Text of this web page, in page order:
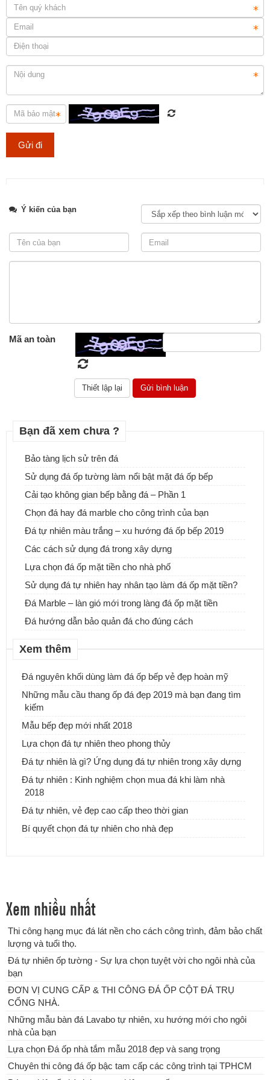
Ý kiến của bạn
Mã an toàn
Bạn đã xem chưa ?
Bảo tàng lịch sử trên đá
Sử dụng đá ốp tường làm nổi bật mặt đá ốp bếp
Cải tạo không gian bếp bằng đá – Phần 1
Chọn đá hay đá marble cho công trình của bạn
Đá tự nhiên màu trắng – xu hướng đá ốp bếp 2019
Các cách sử dụng đá trong xây dựng
Lựa chọn đá ốp mặt tiền cho nhà phố
Sử dụng đá tự nhiên hay nhân tạo làm đá ốp mặt tiền?
Đá Marble – làn gió mới trong làng đá ốp mặt tiền
Đá hướng dẫn bảo quản đá cho đúng cách
Xem thêm
Đá nguyên khối dùng làm đá ốp bếp vẻ đẹp hoàn mỹ
Những mẫu cầu thang ốp đá đẹp 2019 mà bạn đang tìm
kiếm
Mẫu bếp đẹp mới nhất 2018
Lựa chọn đá tự nhiên theo phong thủy
Đá tự nhiên là gì? Ứng dụng đá tự nhiên trong xây dựng
Đá tự nhiên : Kinh nghiệm chọn mua đá khi làm nhà
2018
Đá tự nhiên, vẻ đẹp cao cấp theo thời gian
Bí quyết chọn đá tự nhiên cho nhà đẹp
Xem nhiều nhất
Thi công hạng mục đá lát nền cho cách công trình, đảm bảo chất
lượng và tuổi thọ.
Đá tự nhiên ốp tường - Sự lựa chọn tuyệt vời cho ngôi nhà của
bạn
ĐƠN VỊ CUNG CẤP & THI CÔNG ĐÁ ỐP CỘT ĐÁ TRỤ
CỔNG NHÀ.
Những mẫu bàn đá Lavabo tự nhiên, xu hướng mới cho ngôi
nhà của bạn
Lựa chọn Đá ốp nhà tắm mẫu 2018 đẹp và sang trọng
Chuyên thi công đá ốp bậc tam cấp các công trình tại TPHCM
Lựa chọn đá ốp mặt bếp uy tín và chuyên nghiệp tại TP.HCM
Thi công hạng mục đá lát nền cho cách công trình, đảm bảo chất
lượng và tuổi thọ.
ĐƠN VỊ CUNG CẤP & THI CÔNG ĐÁ ỐP CỘT ĐÁ TRỤ CỔNG
NHÀ.
Những mẫu bàn đá Lavabo tự nhiên, xu hướng mới cho ngôi nhà
của bạn
Lựa chọn Đá ốp nhà tắm mẫu 2018 đẹp và sang trọng